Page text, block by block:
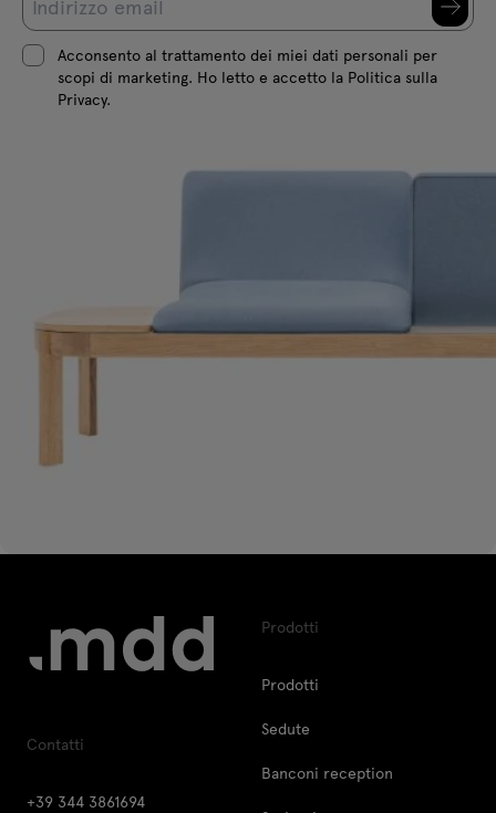
Acconsento al trattamento dei miei dati personali per
scopi di marketing. Ho letto e accetto la Politica sulla
Privacy.
Contatti
+39 344 3861694
Prodotti
Prodotti
Sedute
Banconi reception